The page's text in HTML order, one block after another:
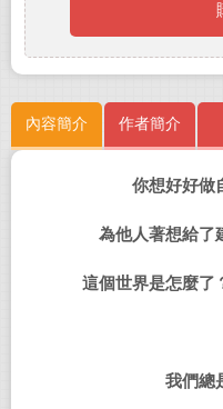
內容簡介 作者簡介
你想好好做
為他人著想給了
這個世界是怎麼了
我們總